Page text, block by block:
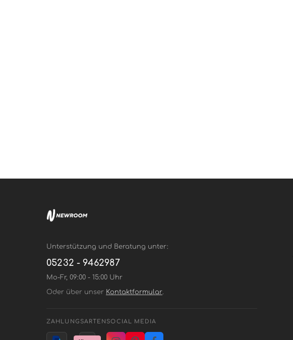
Unterstützung und Beratung unter:
05232 - 9462987
Mo-Fr, 09:00 - 15:00 Uhr
Oder über unser Kontaktformular.
ZAHLUNGSARTEN SOCIAL MEDIA